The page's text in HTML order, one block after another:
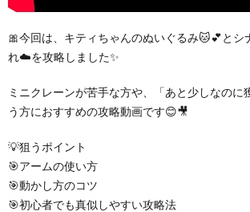
🎀今回は、キティちゃんのぬいぐるみ🐱💕とシ
れ☁️を攻略しました✨
ミニクレーンが苦手な方や、「あと少しなの
う方におすすめの攻略動画です😊🎥
💡狙うポイント
🎯アームの使い方
🎯動かし方のコツ
🎯初心者でも真似しやすい攻略法